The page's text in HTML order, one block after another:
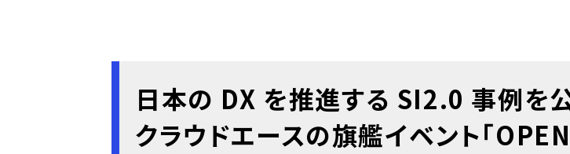
日本の DX を推進する SI2.0 事例を公
クラウドエースの旗艦イベント「